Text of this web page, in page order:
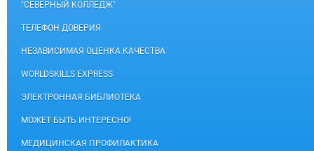
"СЕВЕРНЫЙ КОЛЛЕДЖ"
ТЕЛЕФОН ДОВЕРИЯ
НЕЗАВИСИМАЯ ОЦЕНКА КАЧЕСТВА
WORLDSKILLS EXPRESS
ЭЛЕКТРОННАЯ БИБЛИОТЕКА
МОЖЕТ БЫТЬ ИНТЕРЕСНО!
МЕДИЦИНСКАЯ ПРОФИЛАКТИКА